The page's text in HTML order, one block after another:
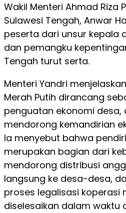
Wakil Menteri Ahmad Riza
Sulawesi Tengah, Anwar
peserta dari unsur kepala
dan pemangku
Tengah turut serta.
Menteri Yandri
Merah Putih dirancang
penguatan ekonomi desa,
mendorong kemandirian
Ia menyebut bahwa
merupakan bagian dari
mendorong distribusi
langsung ke desa-desa,
proses legalisasi koperasi
diselesaikan dalam waktu